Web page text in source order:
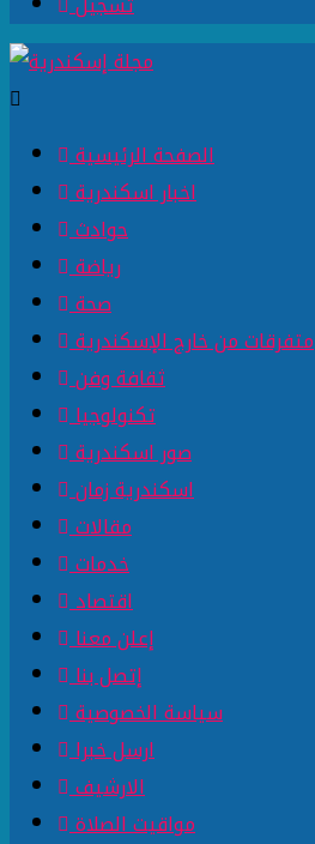
الصفحة الرئيسية
اخبار اسكندرية
حوادث
رياضة
صحة
متفرقات من خارج الإسكندرية
ثقافة وفن
تكنولوجيا
صور اسكندرية
اسكندرية زمان
مقالات
خدمات
اقتصاد
إعلن معنا
إتصل بنا
سياسة الخصوصية
ارسل خبرا
الارشيف
مواقيت الصلاة